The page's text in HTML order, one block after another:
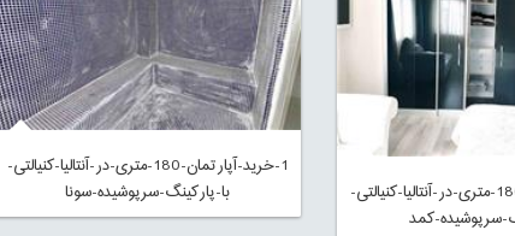
1-خرید-آپارتمان-180-متری-در-آنتالیا-کنیالتی-
با-پارکینگ-سرپوشیده-سونا
2-خرید-آپارتمان-180-متری-در-آنتالیا-کنیالتی-
سرپوشیده-کمد